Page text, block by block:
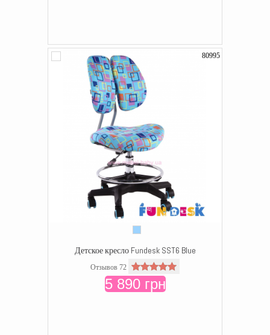
80995
Детское кресло Fundesk SST6 Blue
Отзывов 72
5 890 грн